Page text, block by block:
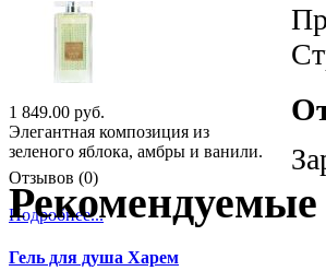
1 849.00 руб.
Элегантная композиция из
зеленого яблока, амбры и ванили.
Отзывов (0)
Подробнее...
Гель для душа Харем